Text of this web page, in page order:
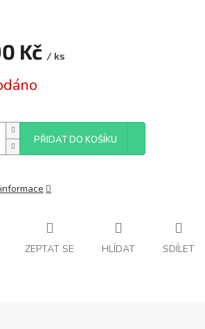
Kč / ks
PŘIDAT DO KOŠÍKU
ZEPTAT SE HLÍDAT SDÍLET